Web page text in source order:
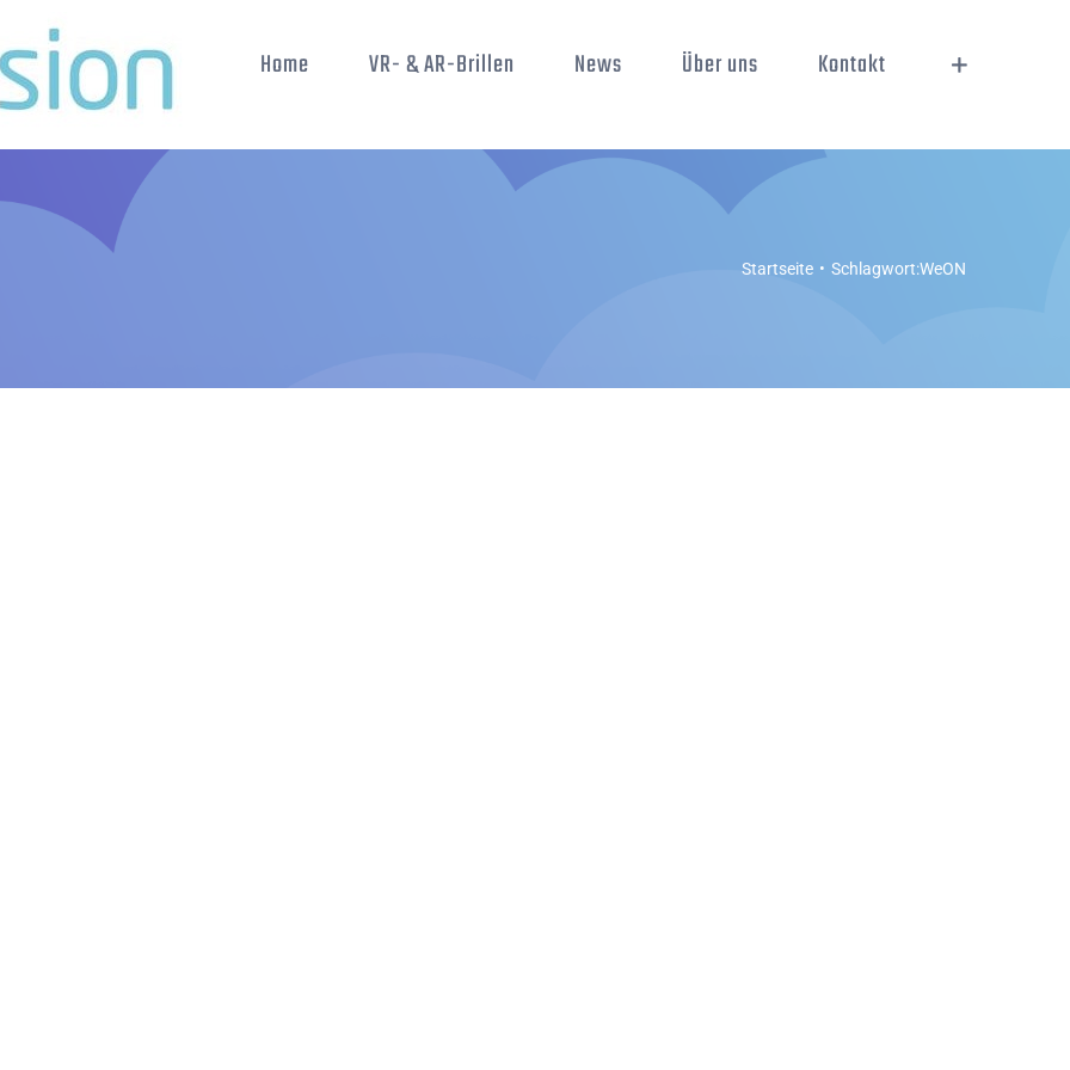
Home VR- & AR-Brillen News Über uns Kontakt
Startseite Schlagwort:WeON